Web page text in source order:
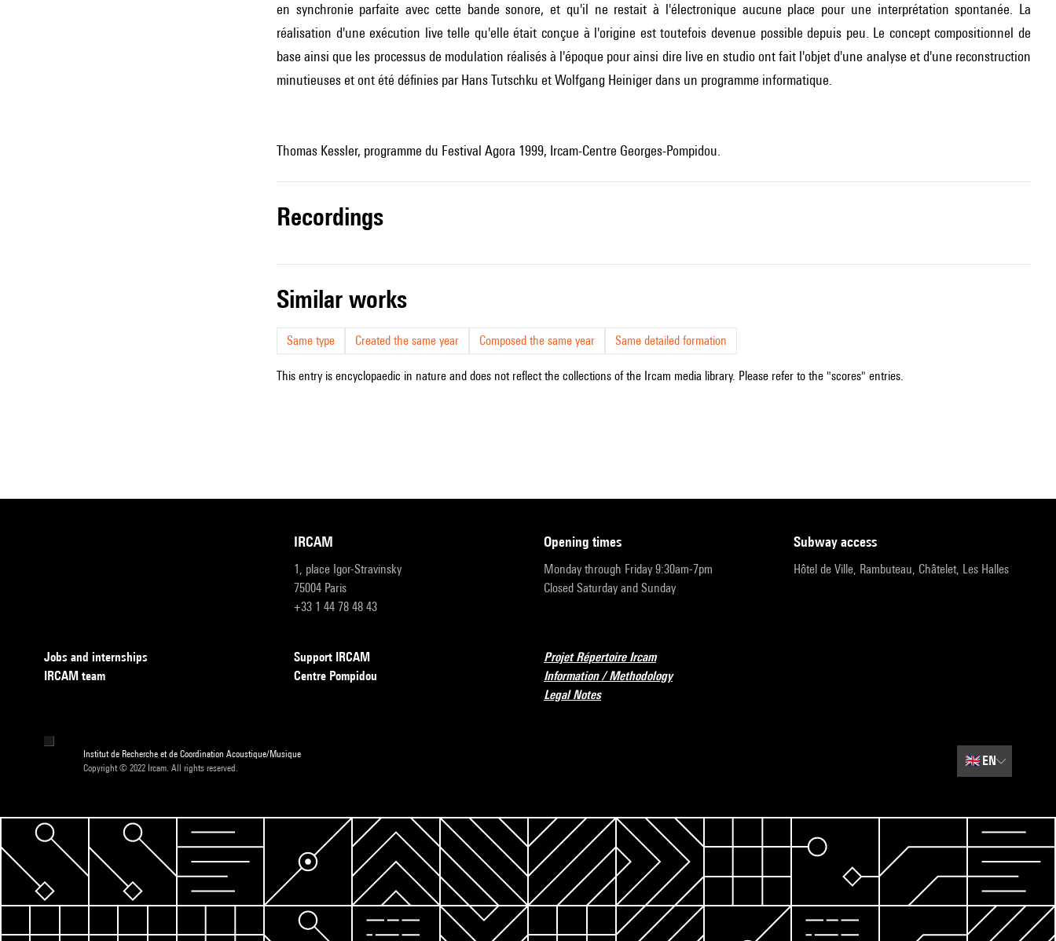
en synchronie parfaite avec cette bande sonore, et qu'il ne restait à l'électronique aucune place pour une interprétation spontanée. La
réalisation d'une exécution live telle qu'elle était conçue à l'origine est toutefois devenue possible depuis peu. Le concept compositionnel de
base ainsi que les processus de modulation réalisés à l'époque pour ainsi dire live en studio ont fait l'objet d'une analyse et d'une reconstruction
minutieuses et ont été définies par Hans Tutschku et Wolfgang Heiniger dans un programme informatique.
Thomas Kessler, programme du Festival Agora 1999, Ircam-Centre Georges-Pompidou.
recordings
similar works
Same type Created the same year Composed the same year Same detailed formation
This entry is encyclopaedic in nature and does not reflect the collections of the Ircam media library. Please refer to the "scores" entries.
IRCAM
1, place Igor-Stravinsky
75004 Paris
+33 1 44 78 48 43
opening times
Monday through Friday 9:30am-7pm
Closed Saturday and Sunday
subway access
Hôtel de Ville, Rambuteau, Châtelet, Les Halles
Jobs and internships
IRCAM team
Support IRCAM
Centre Pompidou
Projet Répertoire Ircam
Information / Methodology
Legal Notes
Institut de Recherche et de Coordination Acoustique/Musique
Copyright © 2022 Ircam. All rights reserved.
🇬🇧EN